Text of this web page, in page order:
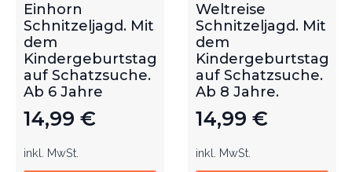
Einhorn
Schnitzeljagd. Mit
dem
Kindergeburtstag
auf Schatzsuche.
Ab 6 Jahre
14,99 €
inkl. MwSt.
Weltreise
Schnitzeljagd. Mit
dem
Kindergeburtstag
auf Schatzsuche.
Ab 8 Jahre.
14,99 €
inkl. MwSt.